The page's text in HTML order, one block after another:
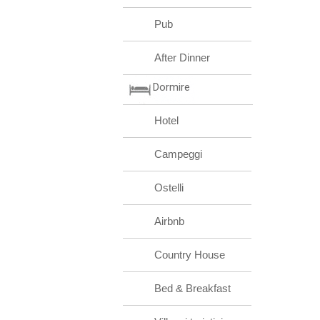
Pub
After Dinner
Dormire
Hotel
Campeggi
Ostelli
Airbnb
Country House
Bed & Breakfast